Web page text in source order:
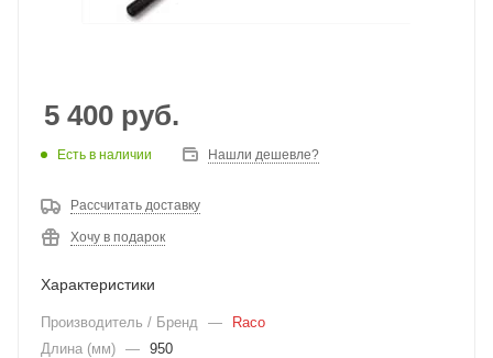
5 400 руб.
Есть в наличии Нашли дешевле?
Рассчитать доставку
Хочу в подарок
Характеристики
Производитель / Бренд —
Raco
Длина (мм) — 950